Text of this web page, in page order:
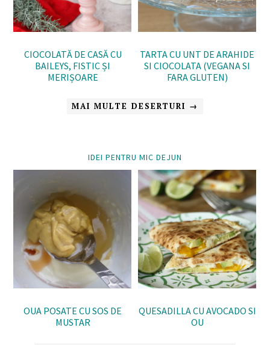
CIOCOLATĂ DE CASĂ CU
BAILEYS, FISTIC ȘI
MERIȘOARE
TARTA CU UNT DE ARAHIDE
SI CIOCOLATA (VEGANA SI
FARA GLUTEN)
MAI MULTE DESERTURI →
IDEI PENTRU MIC DEJUN
OUA POSATE CU SOS DE
MUSTAR
QUESADILLA CU AVOCADO SI
OU